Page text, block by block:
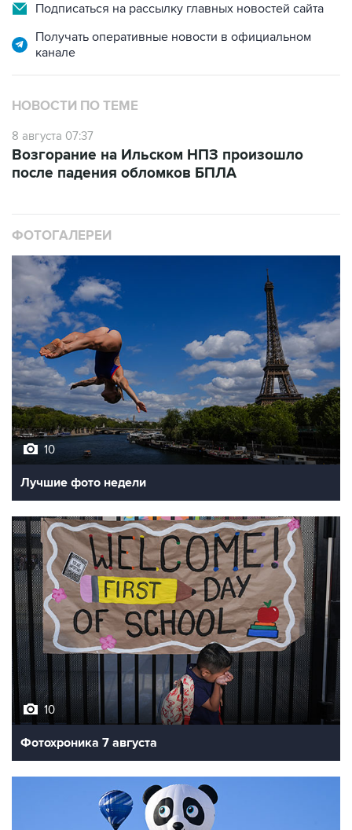
Подписаться на рассылку главных новостей сайта
Получать оперативные новости в официальном
канале
НОВОСТИ ПО ТЕМЕ
8 августа 07:37
Возгорание на Ильском НПЗ произошло
после падения обломков БПЛА
ФОТОГАЛЕРЕИ
10
Лучшие фото недели
10
Фотохроника 7 августа